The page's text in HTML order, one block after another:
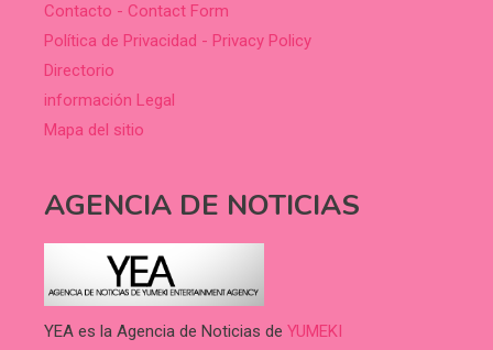
Contacto - Contact Form
Política de Privacidad - Privacy Policy
Directorio
información Legal
Mapa del sitio
AGENCIA DE NOTICIAS
YEA es la Agencia de Noticias de YUMEKI